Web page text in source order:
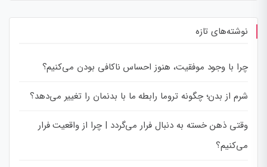
نوشته‌های تازه
چرا با وجود موفقیت، هنوز احساس ناکافی بودن می‌کنیم؟
شرم از بدن؛ چگونه تروما رابطه ما با بدنمان را تغییر می‌دهد؟
وقتی ذهن خسته به دنبال فرار می‌گردد | چرا از واقعیت فرار
می‌کنیم؟